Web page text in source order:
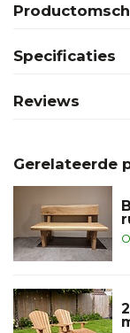
Specificaties
Reviews
Gerelateerde